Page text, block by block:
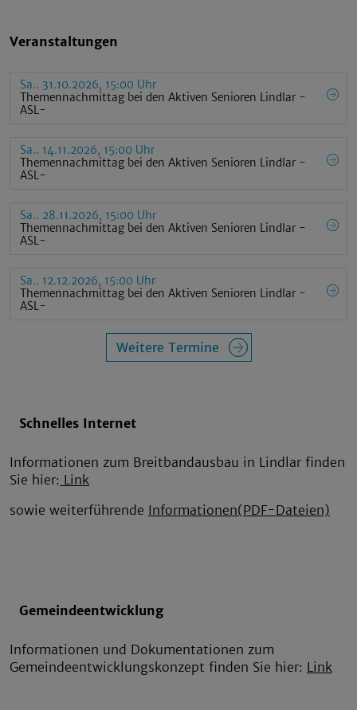
Veranstaltungen
Sa.. 31.10.2026, 15:00 Uhr
Themennachmittag bei den Aktiven Senioren Lindlar -
ASL-
Sa.. 14.11.2026, 15:00 Uhr
Themennachmittag bei den Aktiven Senioren Lindlar -
ASL-
Sa.. 28.11.2026, 15:00 Uhr
Themennachmittag bei den Aktiven Senioren Lindlar -
ASL-
Sa.. 12.12.2026, 15:00 Uhr
Themennachmittag bei den Aktiven Senioren Lindlar -
ASL-
Weitere Termine
Schnelles Internet
Informationen zum Breitbandausbau in Lindlar finden
Sie hier: Link
sowie weiterführende Informationen(PDF-Dateien)
Gemeindeentwicklung
Informationen und Dokumentationen zum
Gemeindeentwicklungskonzept finden Sie hier: Link